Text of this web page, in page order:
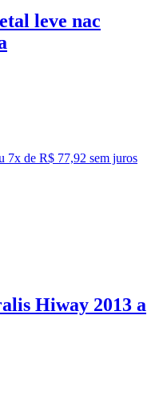
leve nac
7x de R$ 77,92 sem juros
Hiway 2013 a